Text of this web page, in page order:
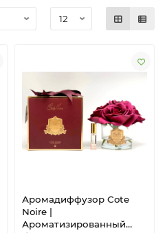
Аромадиффузор Cote
Noire |
Ароматизированный